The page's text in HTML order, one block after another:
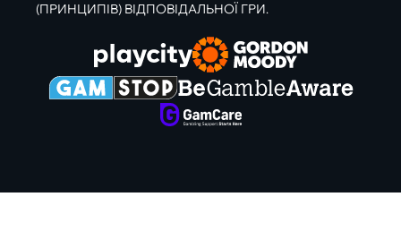
(ПРИНЦИПІВ) ВІДПОВІДАЛЬНОЇ ГРИ.